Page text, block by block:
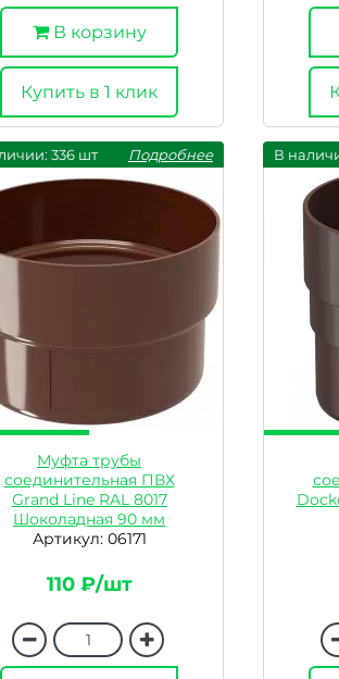
В корзину
Купить в 1 клик
336 шт Подробнее
Муфта трубы
соединительная ПВХ
Grand Line RAL 8017
Шоколадная 90 мм
Артикул: 06171
110 ₽/шт
В